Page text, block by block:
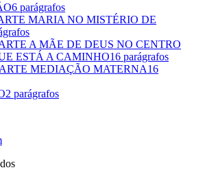
6 parágrafos
MARIA NO MISTÉRIO DE
A MÃE DE DEUS NO CENTRO
ESTÁ A CAMINHO16 parágrafos
MEDIAÇÃO MATERNA16
2 parágrafos